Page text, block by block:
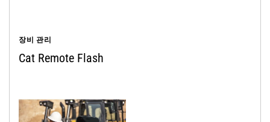
장비 관리
Cat Remote Flash